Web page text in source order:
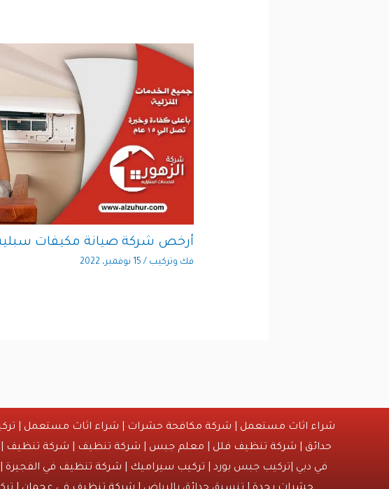
أرخص شركة صيانة مكيفات
فك وتركيب / 15 نوفمبر، 2022
شراء اثاث مستعمل شركة مكافحة حشرات شراء اثاث مستعمل
حدائق
شركة تنظيف فلل معلم جبس شركة تنظيف شركة تنظيف
في دبي |تركيب جبس بورد | تركيب سيراميك شركة تنظيف في الفجيرة